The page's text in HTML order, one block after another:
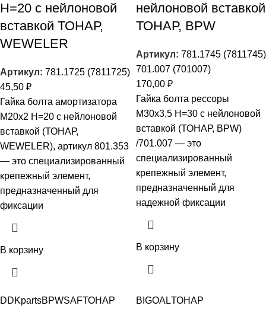
H=20 с нейлоновой
вставкой ТОНАР,
WEWELER
Артикул: 781.1725 (7811725)
45,50 ₽
Гайка болта амортизатора
М20х2 H=20 с нейлоновой
вставкой (ТОНАР,
WEWELER), артикул 801.353
— это специализированный
крепежный элемент,
предназначенный для
фиксации
В корзину
нейлоновой вставкой
ТОНАР, BPW
Артикул: 781.1745 (7811745)
701.007 (701007)
170,00 ₽
Гайка болта рессоры
М30х3,5 Н=30 с нейлоновой
вставкой (ТОНАР, BPW)
/701.007 — это
специализированный
крепежный элемент,
предназначенный для
надежной фиксации
В корзину
DDKpartsBPWSAFТОНАР BIGOALТОНАР